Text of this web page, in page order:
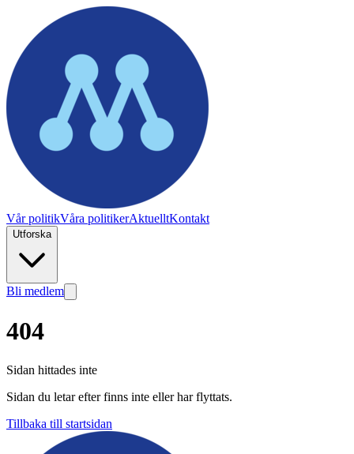
Vår politikVåra politikerAktuelltKontakt
Utforska
Bli medlem
404
Sidan hittades inte
Sidan du letar efter finns inte eller har flyttats.
Tillbaka till startsidan